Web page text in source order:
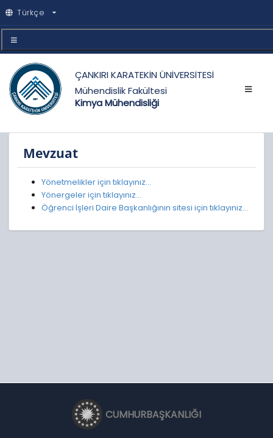
Türkçe
ÇANKIRI KARATEKİN ÜNİVERSİTESİ
Mühendislik Fakültesi
Kimya Mühendisliği
Mevzuat
Yönetmelikler için tıklayınız...
Yönergeler için tıklayınız...
Öğrenci İşleri Daire Başkanlığının sitesi için tıklayınız...
CUMHURBAŞKANLIĞI